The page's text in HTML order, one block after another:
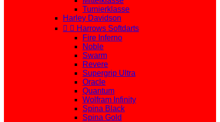
Turnierklasse
Harley Davidson
  Harrows Softdarts
Fire Inferno
Noble
Swarm
Revere
Supergrip Ultra
Oracle
Quantum
Wolfram Infinity
Spina Black
Spina Gold